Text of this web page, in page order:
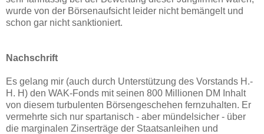
wurde von der Börsenaufsicht leider nicht bemängelt und
schon gar nicht sanktioniert.
Nachschrift
Es gelang mir (auch durch Unterstützung des Vorstands H.-
H. H) den WAK-Fonds mit seinen 800 Millionen DM Inhalt
von diesem turbulenten Börsengeschehen fernzuhalten. Er
vermehrte sich nur spartanisch - aber mündelsicher - über
die marginalen Zinserträge der Staatsanleihen und